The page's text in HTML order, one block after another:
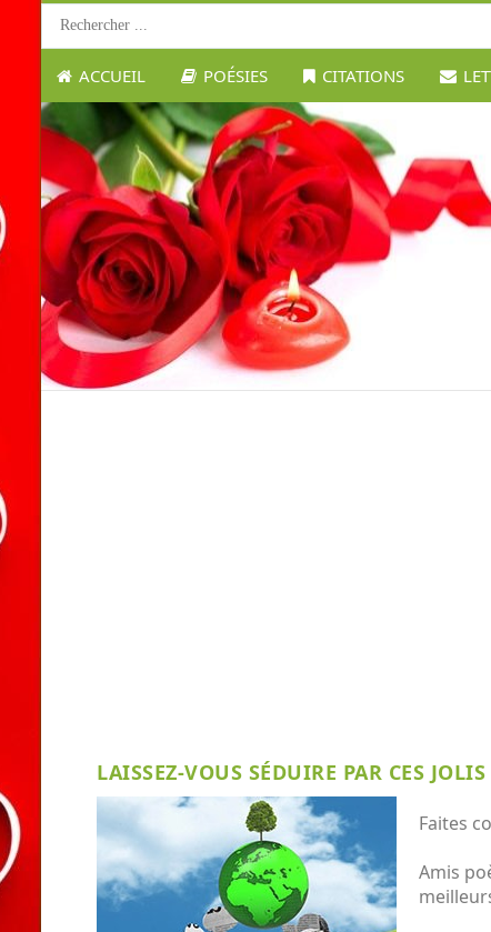
ACCUEIL POÉSIES CITATIONS
LAISSEZ-VOUS SÉDUIRE PAR CES
Faites
Amis